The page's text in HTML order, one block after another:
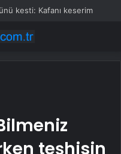
kesti: Kafanı keserim
teşhisin